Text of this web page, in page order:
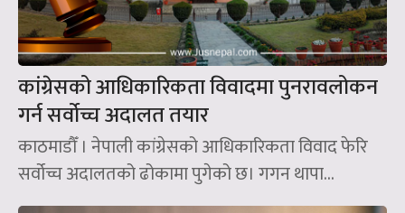
कांग्रेसको आधिकारिकता विवादमा पुनरावलोकन
गर्न सर्वोच्च अदालत तयार
काठमाडौँ । नेपाली कांग्रेसको आधिकारिकता विवाद फेरि
सर्वोच्च अदालतको ढोकामा पुगेको छ। गगन थापा...